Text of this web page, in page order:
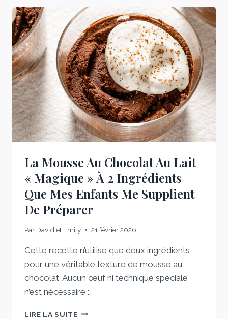
MON
DESSERT
PRÉFÉRÉ
DE
TOUS
LES
TEMPS
60
MINUTES
La Mousse Au Chocolat Au Lait
« Magique » À 2 Ingrédients
Que Mes Enfants Me Supplient
De Préparer
Par David et Emily 21 février 2026
Cette recette n’utilise que deux ingrédients
pour une véritable texture de mousse au
chocolat. Aucun œuf ni technique spéciale
n’est nécessaire :…
LIRE LA SUITELA